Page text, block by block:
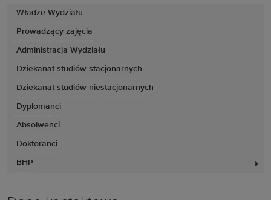
Władze Wydziału
Prowadzący zajęcia
Administracja Wydziału
Dziekanat studiów stacjonarnych
Dziekanat studiów niestacjonarnych
Dyplomanci
Absolwenci
Doktoranci
BHP